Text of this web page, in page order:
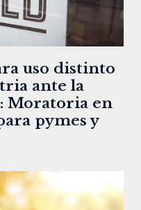
uso distinto
ante la
Moratoria en
pymes y